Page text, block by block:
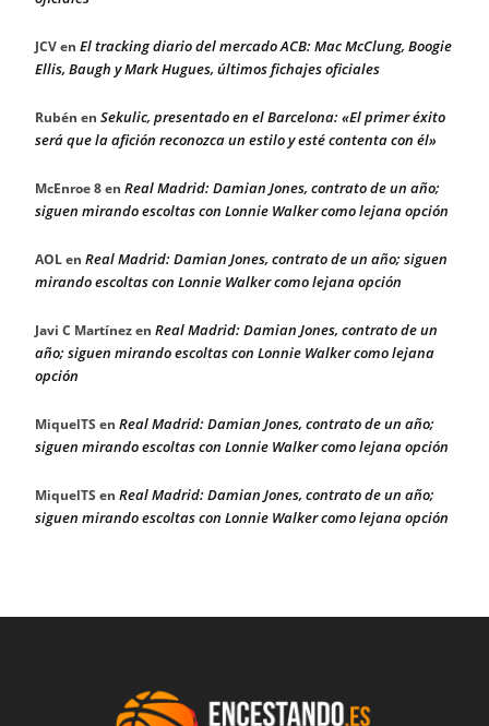
JCVen El tracking diario del mercado ACB: Mac McClung, Boogie
Ellis, Baugh y Mark Hugues, últimos fichajes oficiales
Rubén en Sekulic, presentado en el Barcelona: «El primer éxito
será que la afición reconozca un estilo y esté contenta con él»
McEnroe 8en Real Madrid: Damian Jones, contrato de un año;
siguen mirando escoltas con Lonnie Walker como lejana opción
AOLen Real Madrid: Damian Jones, contrato de un año; siguen
mirando escoltas con Lonnie Walker como lejana opción
Javi C Martínezen Real Madrid: Damian Jones, contrato de un
año; siguen mirando escoltas con Lonnie Walker como lejana
opción
MiquelTS en Real Madrid: Damian Jones, contrato de un año;
siguen mirando escoltas con Lonnie Walker como lejana opción
MiquelTS en Real Madrid: Damian Jones, contrato de un año;
siguen mirando escoltas con Lonnie Walker como lejana opción